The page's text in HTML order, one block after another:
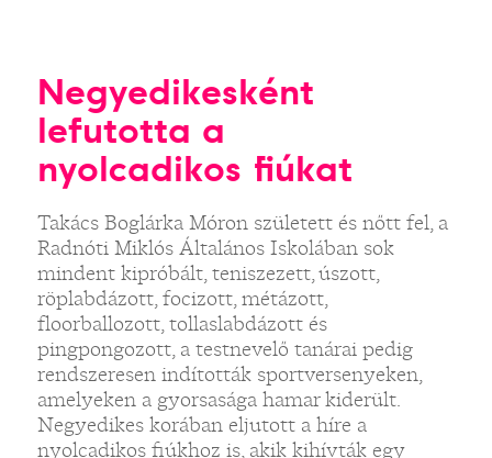
Negyedikesként
lefutotta a
nyolcadikos fiúkat
Takács Boglárka Móron született és nőtt fel, a
Radnóti Miklós Általános Iskolában sok
mindent kipróbált, teniszezett, úszott,
röplabdázott, focizott, métázott,
floorballozott, tollaslabdázott és
pingpongozott, a testnevelő tanárai pedig
rendszeresen indították sportversenyeken,
amelyeken a gyorsasága hamar kiderült.
Negyedikes korában eljutott a híre a
nyolcadikos fiúkhoz is, akik kihívták egy